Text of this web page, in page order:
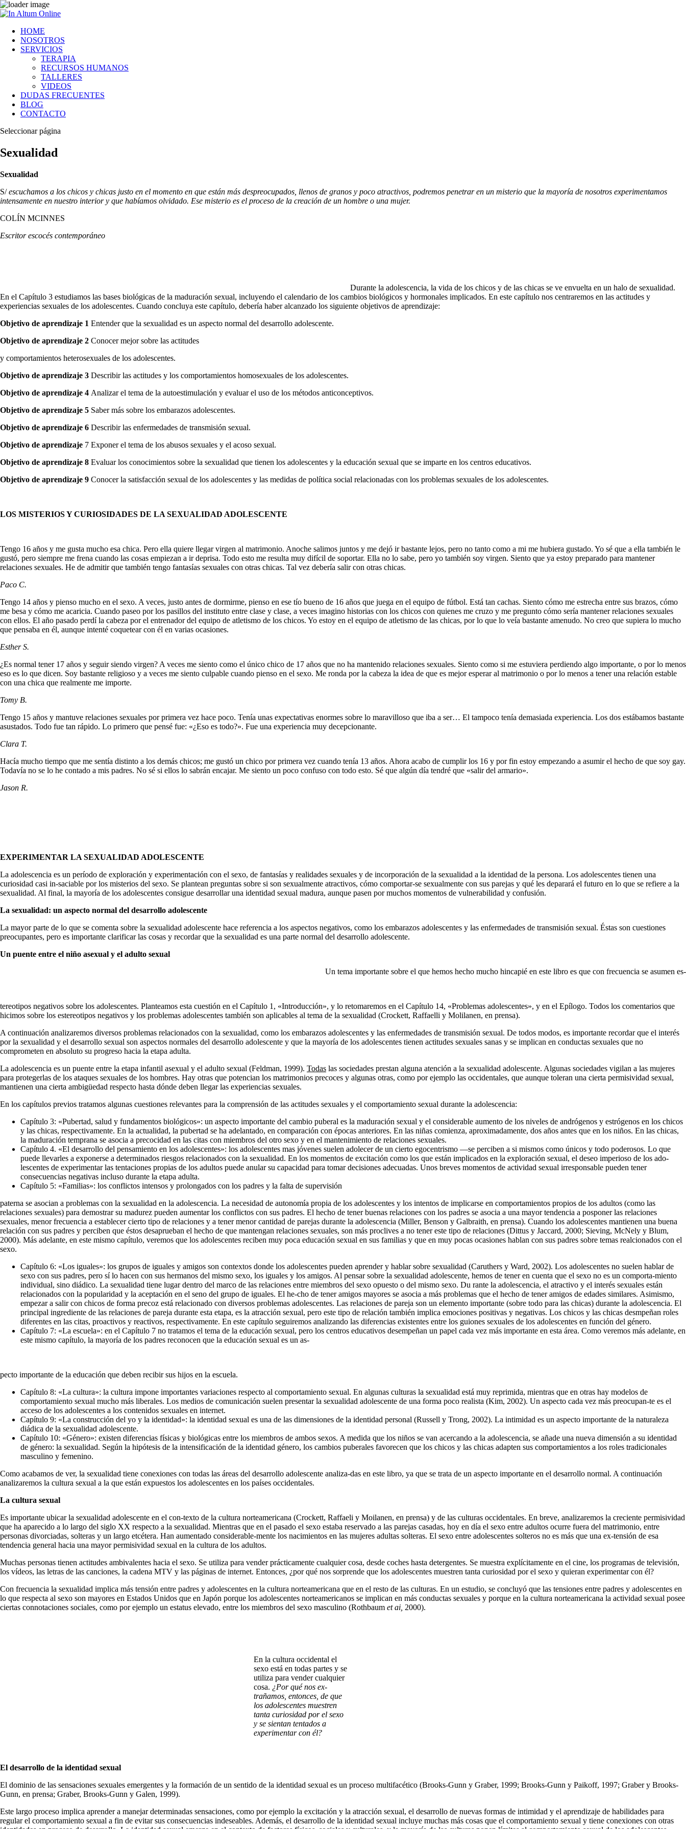
HOME
NOSOTROS
SERVICIOS
TERAPIA
RECURSOS HUMANOS
TALLERES
VIDEOS
DUDAS FRECUENTES
BLOG
CONTACTO
Seleccionar página
Sexualidad
Sexualidad
S/escuchamos a los chicos y chicas justo en el momento en que están más despreocupados, llenos de granos y poco atractivos, podremos penetrar en un misterio que la mayoría de no­sotros experimentamos
intensamente en nuestro interior y que habíamos olvidado. Ese miste­rio es el proceso de la creación de un hombre o una mujer.
COLÍN MCINNES
Escritor escocés contemporáneo
Durante la adolescencia, la vida de los chicos y de las chicas se ve envuelta en un halo de sexualidad.
En el Capítulo 3 estudia­mos las bases biológicas de la maduración sexual, incluyendo el calendario de los cambios biológicos y hormonales implicados. En este capítulo nos centraremos en las actitudes y
experiencias sexuales de los adolescentes. Cuando concluya este capítulo, de­bería haber alcanzado los siguiente objetivos de aprendizaje:
Objetivo de aprendizaje 1 Entender que la sexualidad es un aspecto normal del desarrollo ado­lescente.
Objetivo de aprendizaje 2 Conocer mejor sobre las actitudes
y comportamientos heterosexuales de los adolescentes.
Objetivo de aprendizaje 3 Describir las actitudes y los com­portamientos homosexuales de los adolescentes.
Objetivo de aprendizaje 4 Analizar el tema de la autoestimu­lación y evaluar el uso de los mé­todos anticonceptivos.
Objetivo de aprendizaje 5 Saber más sobre los embarazos ado­lescentes.
Objetivo de aprendizaje 6 Describir las enfermedades de transmisión sexual.
Objetivo de aprendizaje 7 Exponer el tema de los abusos se­xuales y el acoso sexual.
Objetivo de aprendizaje 8 Evaluar los conocimientos sobre la sexualidad que tienen los adoles­centes y la educación sexual que se imparte en los centros educati­vos.
Objetivo de aprendizaje 9 Conocer la satisfacción sexual de los adolescentes y las medidas de política social relacionadas con los problemas sexuales de los adoles­centes.
LOS MISTERIOS Y CURIOSIDADES DE LA SEXUALIDAD ADOLESCENTE
Tengo 16 años y me gusta mucho esa chica. Pero ella quiere llegar virgen al matrimonio. Anoche salimos juntos y me dejó ir bastante lejos, pero no tanto como a mi me hubiera gustado. Yo sé que a ella también le
gustó, pero siempre me frena cuando las cosas empiezan a ir deprisa. Todo esto me resulta muy difícil de soportar. Ella no lo sabe, pero yo también soy virgen. Siento que ya estoy preparado para mantener
relaciones sexuales. He de admitir que también tengo fantasías sexuales con otras chicas. Tal vez debería salir con otras chicas.
Paco C.
Tengo 14 años y pienso mucho en el sexo. A veces, justo antes de dormirme, pienso en ese tío bueno de 16 años que juega en el equipo de fút­bol. Está tan cachas. Siento cómo me estrecha en­tre sus brazos, cómo
me besa y cómo me acaricia. Cuando paseo por los pasillos del instituto entre clase y clase, a veces imagino historias con los chi­cos con quienes me cruzo y me pregunto cómo sería mantener relaciones sexuales
con ellos. El año pasado perdí la cabeza por el entrenador del equipo de atletismo de los chicos. Yo estoy en el equipo de atletismo de las chicas, por lo que lo veía bastante amenudo. No creo que supiera lo mucho
que pensaba en él, aunque intenté coque­tear con él en varias ocasiones.
Esther S.
¿Es normal tener 17 años y seguir siendo vir­gen? A veces me siento como el único chico de 17 años que no ha mantenido relaciones sexuales. Siento como si me estuviera perdiendo algo im­portante, o por lo menos
eso es lo que dicen. Soy bastante religioso y a veces me siento culpable cuando pienso en el sexo. Me ronda por la cabeza la idea de que es mejor esperar al matrimonio o por lo menos a tener una relación estable
con una chica que realmente me importe.
Tomy B.
Tengo 15 años y mantuve relaciones sexuales por primera vez hace poco. Tenía unas expectati­vas enormes sobre lo maravilloso que iba a ser… El tampoco tenía demasiada experiencia. Los dos estábamos bastante
asustados. Todo fue tan rápi­do. Lo primero que pensé fue: «¿Eso es todo?». Fue una experiencia muy decepcionante.
Clara T.
Hacía mucho tiempo que me sentía distinto a los demás chicos; me gustó un chico por primera vez cuando tenía 13 años. Ahora acabo de cum­plir los 16 y por fin estoy empezando a asumir el hecho de que soy gay.
Todavía no se lo he conta­do a mis padres. No sé si ellos lo sabrán encajar. Me siento un poco confuso con todo esto. Sé que algún día tendré que «salir del armario».
Jason R.
EXPERIMENTAR LA SEXUALIDAD ADOLESCENTE
La adolescencia es un período de exploración y experi­mentación con el sexo, de fantasías y realidades sexuales y de incorporación de la sexualidad a la identidad de la persona. Los adolescentes tienen una
curiosidad casi in-saciable por los misterios del sexo. Se plantean pregun­tas sobre si son sexualmente atractivos, cómo comportar-se sexualmente con sus parejas y qué les deparará el futuro en lo que se refiere a la
sexualidad. Al final, la ma­yoría de los adolescentes consigue desarrollar una iden­tidad sexual madura, aunque pasen por muchos momen­tos de vulnerabilidad y confusión.
La sexualidad: un aspecto normal del desarrollo adolescente
La mayor parte de lo que se comenta sobre la sexualidad adolescente hace referencia a los aspectos negativos, como los embarazos adolescentes y las enfermedades de trans­misión sexual. Éstas son cuestiones
preocupantes, pero es importante clarificar las cosas y recordar que la sexuali­dad es una parte normal del desarrollo adolescente.
Un puente entre el niño asexual y el adulto sexual
Un tema importante sobre el que hemos hecho mucho hincapié en este libro es que con frecuencia se asumen es-
tereotipos negativos sobre los adolescentes. Planteamos esta cuestión en el Capítulo 1, «Introducción», y lo reto­maremos en el Capítulo 14, «Problemas adolescentes», y en el Epílogo. Todos los comentarios que
hicimos sobre los estereotipos negativos y los problemas adolescentes también son aplicables al tema de la sexualidad (Crockett, Raffaelli y Molilanen, en prensa).
A continuación analizaremos diversos problemas relacionados con la sexualidad, como los embarazos ado­lescentes y las enfermedades de transmisión sexual. De todos modos, es importante recordar que el interés
por la sexualidad y el desarrollo sexual son aspectos normales del desarrollo adolescente y que la mayoría de los ado­lescentes tienen actitudes sexuales sanas y se implican en conductas sexuales que no
comprometen en absoluto su progreso hacia la etapa adulta.
La adolescencia es un puente entre la etapa infantil asexual y el adulto sexual (Feldman, 1999). Todas las so­ciedades prestan alguna atención a la sexualidad adoles­cente. Algunas sociedades vigilan a las mujeres
para pro­tegerlas de los ataques sexuales de los hombres. Hay otras que potencian los matrimonios precoces y algunas otras, como por ejemplo las occidentales, que aunque toleran una cierta permisividad sexual,
mantienen una cierta am­bigüedad respecto hasta dónde deben llegar las experien­cias sexuales.
En los capítulos previos tratamos algunas cuestiones relevantes para la comprensión de las actitudes sexuales y el comportamiento sexual durante la adolescencia:
Capítulo 3: «Pubertad, salud y fundamentos bioló­gicos»: un aspecto importante del cambio puberal es la maduración sexual y el considerable aumento de los niveles de andrógenos y estrógenos en los chicos
y las chicas, respectivamente. En la actuali­dad, la pubertad se ha adelantado, en comparación con épocas anteriores. En las niñas comienza, apro­ximadamente, dos años antes que en los niños. En las chicas,
la maduración temprana se asocia a pre­cocidad en las citas con miembros del otro sexo y en el mantenimiento de relaciones sexuales.
Capítulo 4. «El desarrollo del pensamiento en los adolescentes»: los adolescentes mas jóvenes suelen adolecer de un cierto egocentrismo —se perciben a si mismos como únicos y todo poderosos. Lo que
puede llevarles a exponerse a determinados riesgos relacionados con la sexualidad. En los momentos de excitación como los que están implicados en la exploración sexual, el deseo imperioso de los ado­
lescentes de experimentar las tentaciones propias de los adultos puede anular su capacidad para to­mar decisiones adecuadas. Unos breves momen­tos de actividad sexual irresponsable pueden tener
consecuencias negativas incluso durante la etapa adulta.
Capítulo 5: «Familias»: los conflictos intensos y prolongados con los padres y la falta de supervisión
paterna se asocian a problemas con la sexualidad en la adolescencia. La necesidad de autonomía propia de los adolescentes y los intentos de implicarse en comportamientos propios de los adultos (como las
relaciones sexuales) para demostrar su madurez pueden aumentar los conflictos con sus padres. El hecho de tener buenas relaciones con los padres se asocia a una mayor tendencia a posponer las rela­ciones
sexuales, menor frecuencia a establecer cier­to tipo de relaciones y a tener menor cantidad de parejas durante la adolescencia (Miller, Benson y Galbraith, en prensa). Cuando los adolescentes mantienen una buena
relación con sus padres y per­ciben que éstos desaprueban el hecho de que man­tengan relaciones sexuales, son más proclives a no tener este tipo de relaciones (Dittus y Jaccard, 2000; Sieving, McNely y Blum,
2000). Más ade­lante, en este mismo capítulo, veremos que los adolescentes reciben muy poca educación sexual en sus familias y que en muy pocas ocasiones hablan con sus padres sobre temas realcionados con el
sexo.
Capítulo 6: «Los iguales»: los grupos de iguales y amigos son contextos donde los adolescentes pue­den aprender y hablar sobre sexualidad (Caruthers y Ward, 2002). Los adolescentes no suelen hablar de
sexo con sus padres, pero sí lo hacen con sus hermanos del mismo sexo, los iguales y los amigos. Al pensar sobre la sexualidad adolescente, hemos de tener en cuenta que el sexo no es un comporta-miento
individual, sino diádico. La sexualidad tie­ne lugar dentro del marco de las relaciones entre miembros del sexo opuesto o del mismo sexo. Du rante la adolescencia, el atractivo y el interés se­xuales están
relacionados con la popularidad y la aceptación en el seno del grupo de iguales. El he-cho de tener amigos mayores se asocia a más pro­blemas que el hecho de tener amigos de edades si­milares. Asimismo,
empezar a salir con chicos de forma precoz está relacionado con diversos proble­mas adolescentes. Las relaciones de pareja son un elemento importante (sobre todo para las chicas) durante la adolescencia. El
principal ingrediente de las relaciones de pareja durante esta etapa, es la atracción sexual, pero este tipo de relación también implica emociones positivas y negativas. Los chi­cos y las chicas desmpeñan roles
diferentes en las citas, proactivos y reactivos, respectivamente. En este capítulo seguiremos analizando las diferencias existentes entre los guiones sexuales de los adoles­centes en función del género.
Capítulo 7: «La escuela»: en el Capítulo 7 no tra­tamos el tema de la educación sexual, pero los cen­tros educativos desempeñan un papel cada vez más importante en esta área. Como veremos más ade­lante, en
este mismo capítulo, la mayoría de los pa­dres reconocen que la educación sexual es un as-
pecto importante de la educación que deben recibir sus hijos en la escuela.
Capítulo 8: «La cultura»: la cultura impone im­portantes variaciones respecto al comportamiento sexual. En algunas culturas la sexualidad está muy reprimida, mientras que en otras hay modelos de
comportamiento sexual mucho más liberales. Los medios de comunicación suelen presentar la se­xualidad adolescente de una forma poco realista (Kim, 2002). Un aspecto cada vez más preocupan-te es el
acceso de los adolescentes a los contenidos sexuales en internet.
Capítulo 9: «La construcción del yo y la identidad»: la identidad sexual es una de las dimensiones de la identidad personal (Russell y Trong, 2002). La in­timidad es un aspecto importante de la naturaleza
diádica de la sexualidad adolescente.
Capítulo 10: «Género»: existen diferencias físicas y biológicas entre los miembros de ambos sexos. A medida que los niños se van acercando a la adoles­cencia, se añade una nueva dimensión a su identi­dad
de género: la sexualidad. Según la hipótesis de la intensificación de la identidad género, los cam­bios puberales favorecen que los chicos y las chi­cas adapten sus comportamientos a los roles tradi­cionales
masculino y femenino.
Como acabamos de ver, la sexualidad tiene conexio­nes con todas las áreas del desarrollo adolescente analiza-das en este libro, ya que se trata de un aspecto importante en el desarrollo normal. A continuación
analizaremos la cultura sexual a la que están expuestos los adolescentes en los países occidentales.
La cultura sexual
Es importante ubicar la sexualidad adolescente en el con-texto de la cultura norteamericana (Crockett, Raffaeli y Moilanen, en prensa) y de las culturas occidentales. En breve, analizaremos la creciente permisividad
que ha apa­recido a lo largo del siglo XX respecto a la sexualidad. Mientras que en el pasado el sexo estaba reservado a las parejas casadas, hoy en día el sexo entre adultos ocurre fuera del matrimonio, entre
personas divorciadas, solte­ras y un largo etcétera. Han aumentado considerable-mente los nacimientos en las mujeres adultas solteras. El sexo entre adolescentes solteros no es más que una ex-tensión de esa
tendencia general hacia una mayor permi­sividad sexual en la cultura de los adultos.
Muchas personas tienen actitudes ambivalentes hacia el sexo. Se utiliza para vender prácticamente cualquier cosa, desde coches hasta detergentes. Se muestra explíci­tamente en el cine, los programas de televisión,
los víde­os, las letras de las canciones, la cadena MTV y las pá­ginas de internet. Entonces, ¿por qué nos sorprende que los adolescentes muestren tanta curiosidad por el sexo y quieran experimentar con él?
Con frecuencia la sexualidad implica más tensión en­tre padres y adolescentes en la cultura norteamericana que en el resto de las culturas. En un estudio, se concluyó que las tensiones entre padres y adolescentes en
lo que respecta al sexo son mayores en Estados Unidos que en Japón porque los adolescentes norteamericanos se impli­can en más conductas sexuales y porque en la cultura nor­teamericana la actividad sexual posee
ciertas connotacio­nes sociales, como por ejemplo un estatus elevado, entre los miembros del sexo masculino (Rothbaum et ai, 2000).
En la cultura occidental el
sexo está en todas partes y se
utiliza para ven­der cualquier
cosa. ¿Por qué nos ex­
trañamos, entonces, de que
los adoles­centes muestren
tanta curiosidad por el sexo
y se sientan tentados a
experi­mentar con él?
El desarrollo de la identidad sexual
El dominio de las sensaciones sexuales emergentes y la formación de un sentido de la identidad sexual es un proceso multifacético (Brooks-Gunn y Graber, 1999; Brooks-Gunn y Paikoff, 1997; Graber y Brooks-
Gunn, en prensa; Graber, Brooks-Gunn y Galen, 1999).
Este largo proceso implica aprender a manejar deter­minadas sensaciones, como por ejemplo la excitación y la atracción sexual, el desarrollo de nuevas formas de intimidad y el aprendizaje de habilidades para
regular el comportamiento sexual a fin de evitar sus consecuen­cias indeseables. Además, el desarrollo de la identidad sexual incluye muchas más cosas que el comportamien­to sexual y tiene conexiones con otras